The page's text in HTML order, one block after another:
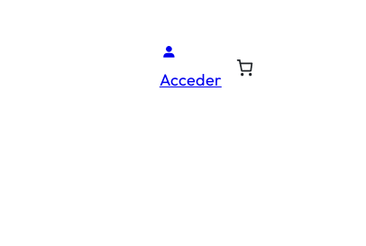
Acceder